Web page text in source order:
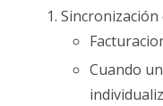
Sincronización
Cuando